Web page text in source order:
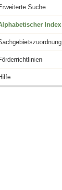
Suche
Index